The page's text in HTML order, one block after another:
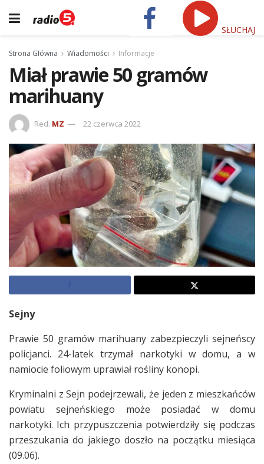
SŁUCHAJ
Strona Główna Wiadomości Informacje
Miał prawie 50 gramów
marihuany
Red. MZ 22 czerwca 2022
Sejny
Prawie 50 gramów marihuany zabezpieczyli sejneńscy
policjanci. 24-latek trzymał narkotyki w domu, a w
namiocie foliowym uprawiał rośliny konopi.
Kryminalni z Sejn podejrzewali, że jeden z mieszkańców
powiatu sejneńskiego może posiadać w domu
narkotyki. Ich przypuszczenia potwierdziły się podczas
przeszukania do jakiego doszło na początku miesiąca
(09.06).